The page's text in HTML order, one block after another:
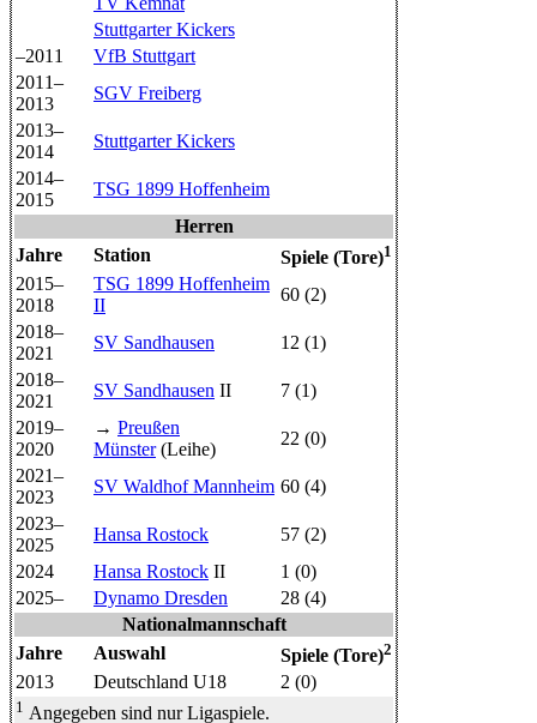
Stuttgarter Kickers
–2011
VfB Stuttgart
2011–
2013
SGV Freiberg
2013–
2014
Stuttgarter Kickers
2014–
2015
TSG 1899 Hoffenheim
Herren
Jahre
Station Spiele (Tore)1
2015–
2018
TSG 1899 Hoffenheim
II
60 (2)
2018–
2021
SV Sandhausen
12 (1)
2018–
2021
SV Sandhausen II
7 (1)
2019–
2020
→ Preußen
Münster(Leihe)
22 (0)
2021–
2023
SV Waldhof Mannheim 60 (4)
2023–
2025
Hansa Rostock
57 (2)
2024
Hansa Rostock II
1 (0)
2025–
Dynamo Dresden
28 (4)
Nationalmannschaft
Jahre
Auswahl Spiele (Tore)2
2013 Deutschland U18 2 (0)
1 Angegeben sind nur Ligaspiele.